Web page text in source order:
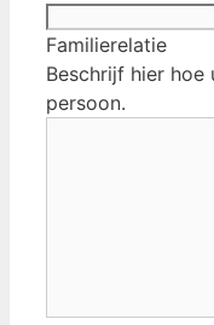
Familierelatie
Beschrijf hier hoe
persoon.